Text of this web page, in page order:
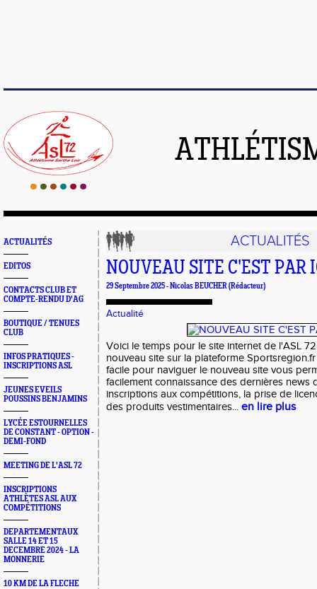
ACTUALITÉS
EDITOS
CONTACTS CLUB ET
COMPTE-RENDU D'AG
BOUTIQUE / TENUES
CLUB
INFOS PRATIQUES -
INSCRIPTIONS ASL
JEUNES EVEILS
POUSSINS BENJAMINS
LYCÉE ESTOURNELLES
DE CONSTANT - OPTION -
DEMI-FOND
MEETING DE L'ASL 72
INSCRIPTIONS
ATHLÈTES ASL AUX
COMPÉTITIONS
DEPARTEMENTAUX
SALLE 14 ET 15
DECEMBRE 2024 - LA
MONNERIE
10 KM DE LA FLECHE
ACTUALITÉS
NOUVEAU SITE C'EST PAR
29 Septembre 2025 -Nicolas BEUCHER(Rédacteur)
Actualité
Voici le temps pour le site internet de l'ASL
nouveau site sur la plateforme
facile pour naviguer le nouveau site vous
facilement connaissance des dernières news
inscriptions aux compétitions, la prise de
des produits vestimentaires... en lire plus